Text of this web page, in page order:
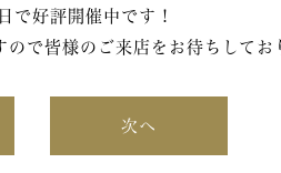
で好評開催中です！
で皆様のご来店をお待ちしてお
次へ